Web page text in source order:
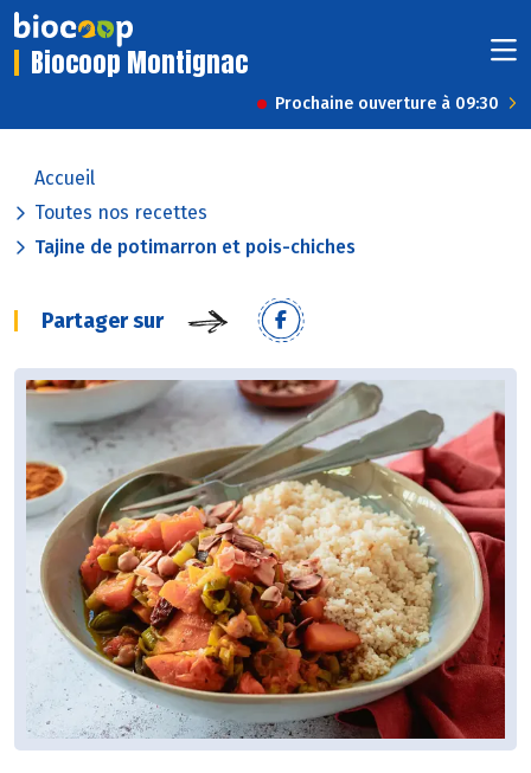
Biocoop Montignac
Prochaine ouverture à 09:30
Accueil
Toutes nos recettes
Tajine de potimarron et pois-chiches
Partager sur